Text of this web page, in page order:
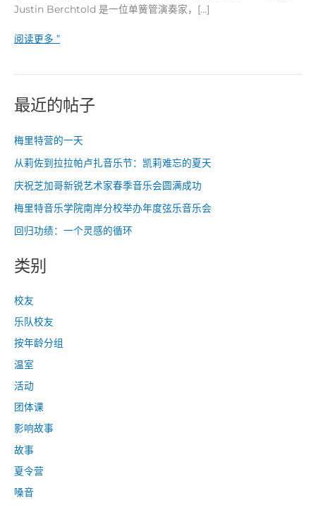
Justin Berchtold 是一位单簧管演奏家，[…]
阅读更多 ”
最近的帖子
梅里特营的一天
从莉佐到拉拉帕卢扎音乐节：凯莉难忘的夏天
庆祝芝加哥新锐艺术家春季音乐会圆满成功
梅里特音乐学院南岸分校举办年度弦乐音乐会
回归功绩：一个灵感的循环
类别
校友
乐队校友
按年龄分组
温室
活动
团体课
影响故事
故事
夏令营
嗓音